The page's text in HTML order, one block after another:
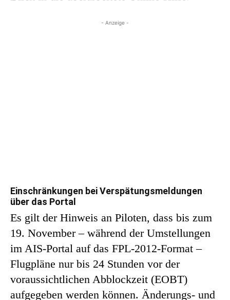
- Anzeige -
Einschränkungen bei Verspätungsmeldungen
über das Portal
Es gilt der Hinweis an Piloten, dass bis zum
19. November – während der Umstellungen
im AIS-Portal auf das FPL-2012-Format –
Flugpläne nur bis 24 Stunden vor der
voraussichtlichen Abblockzeit (EOBT)
aufgegeben werden können. Änderungs- und